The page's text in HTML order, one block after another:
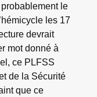
le
les 17
devrait
mot donné à
ce PLFSS
de la Sécurité
que ce